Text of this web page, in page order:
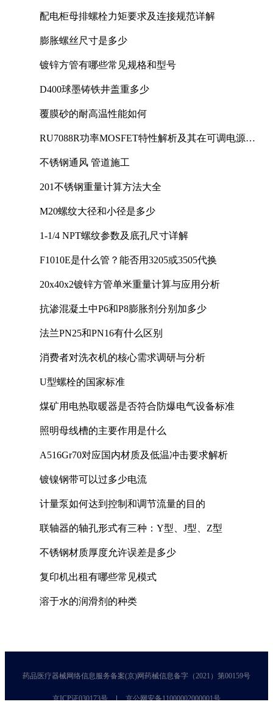
配电柜母排螺栓力矩要求及连接规范详解
膨胀螺丝尺寸是多少
镀锌方管有哪些常见规格和型号
D400球墨铸铁井盖重多少
覆膜砂的耐高温性能如何
RU7088R功率MOSFET特性解析及其在可调电源设
不锈钢通风 管道施工
201不锈钢重量计算方法大全
M20螺纹大径和小径是多少
1-1/4 NPT螺纹参数及底孔尺寸详解
F1010E是什么管？能否用3205或3505代换
20x40x2镀锌方管单米重量计算与应用分析
抗渗混凝土中P6和P8膨胀剂分别加多少
法兰PN25和PN16有什么区别
消费者对洗衣机的核心需求调研与分析
U型螺栓的国家标准
煤矿用电热取暖器是否符合防爆电气设备标准
照明母线槽的主要作用是什么
A516Gr70对应国内材质及低温冲击要求解析
镀镍钢带可以过多少电流
计量泵如何达到控制和调节流量的目的
联轴器的轴孔形式有三种：Y型、J型、Z型
不锈钢材质厚度允许误差是多少
复印机出租有哪些常见模式
溶于水的润滑剂的种类
药品医疗器械网络信息服务备案(京)网药械信息备字（2021）第00159号
京ICP证030173号 京公网安备11000002000001号